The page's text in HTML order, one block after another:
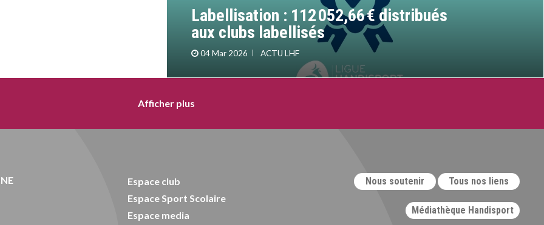
Labellisation : 112 052,66 € distribués
aux clubs labellisés
04 Mar 2026 ACTU LHF
Afficher plus
Espace club
Espace Sport Scolaire
Espace media
Nous soutenir Tous nos liens
Médiathèque Handisport